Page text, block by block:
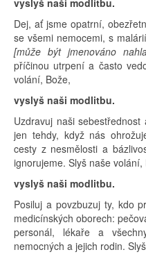
vyslyš naši modlitbu.
Dej, ať jsme opatrní,
se všemi nemocemi, s
[může být jmenováno
příčinou utrpení a často
volání, Bože,
vyslyš naši modlitbu.
Uzdravuj naši
jen tehdy, když nás
cesty z nesmělosti a
ignorujeme. Slyš naše volání,
vyslyš naši modlitbu.
Posiluj a povzbuzuj ty, kdo
medicínských oborech:
personál, lékaře a
nemocných a jejich rodin.